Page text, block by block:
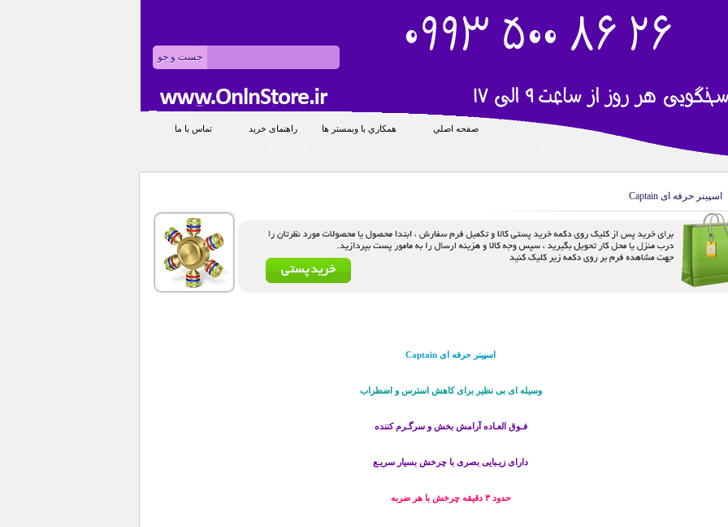
صفحه اصلي همکاري با وبمستر ها راهنمای خرید تماس با ما
اسپینر حرفه ای Captain
اسپینر حرفه ای Captain
وسیله ای بی نظیر برای کاهش استرس و اضطراب
فـوق العـاده آرامش بخش و سرگـرم کننده
دارای زیـبایی بصری با چرخش بسیار سریـع
حدود ٣ دقيقه چرخش با هر ضربه